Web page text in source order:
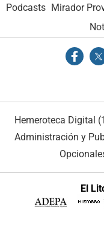
Podcasts Mirador
Hemeroteca Digital
Administración y
El